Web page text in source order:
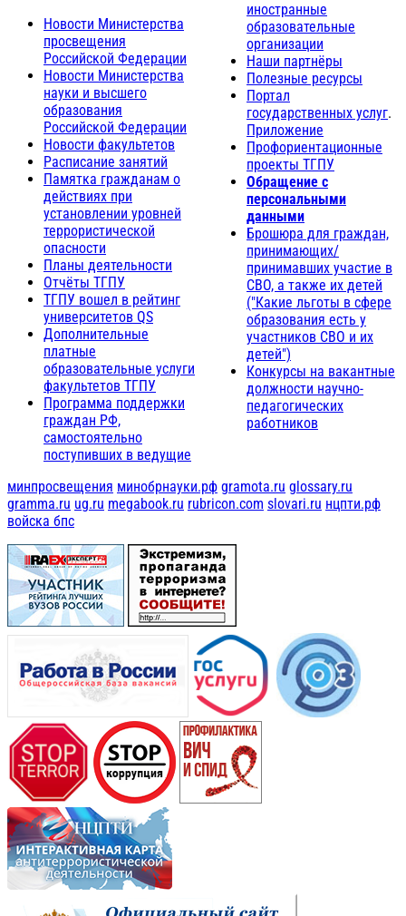
Новости Министерства
просвещения
Российской Федерации
Новости Министерства
науки и высшего
образования
Российской Федерации
Новости факультетов
Расписание занятий
Памятка гражданам о
действиях при
установлении уровней
террористической
опасности
Планы деятельности
Отчёты ТГПУ
ТГПУ вошел в рейтинг
университетов QS
Дополнительные
платные
образовательные услуги
факультетов ТГПУ
Программа поддержки
граждан РФ,
самостоятельно
поступивших в ведущие
иностранные
образовательные
организации
Наши партнёры
Полезные ресурсы
Портал
государственных услуг.
Приложение
Профориентационные
проекты ТГПУ
Обращение с
персональными
данными
Брошюра для граждан,
принимающих/
принимавших участие в
СВО, а также их детей
("Какие льготы в сфере
образования есть у
участников СВО и их
детей")
Конкурсы на вакантные
должности научно-
педагогических
работников
минпросвещения минобрнауки.рф gramota.ru glossary.ru
gramma.ru ug.ru megabook.ru rubricon.com slovari.ru нцпти.рф
войска бпс